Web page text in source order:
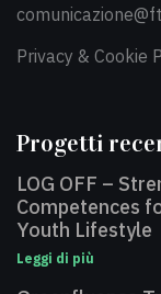
Privacy & Cookie
Progetti
LOG OFF –
Competences
Youth Lifestyle
Leggi di più